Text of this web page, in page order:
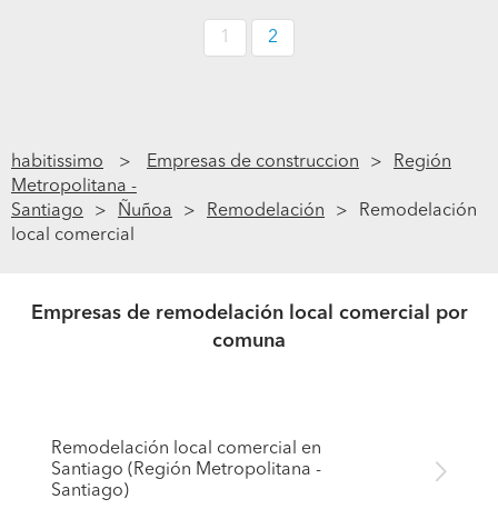
1 2
habitissimo Empresas de construccion
Región
Metropolitana -
Santiago
Ñuñoa Remodelación
Remodelación
local comercial
Empresas de remodelación local comercial por
comuna
Remodelación local comercial en
Santiago (Región Metropolitana -
Santiago)